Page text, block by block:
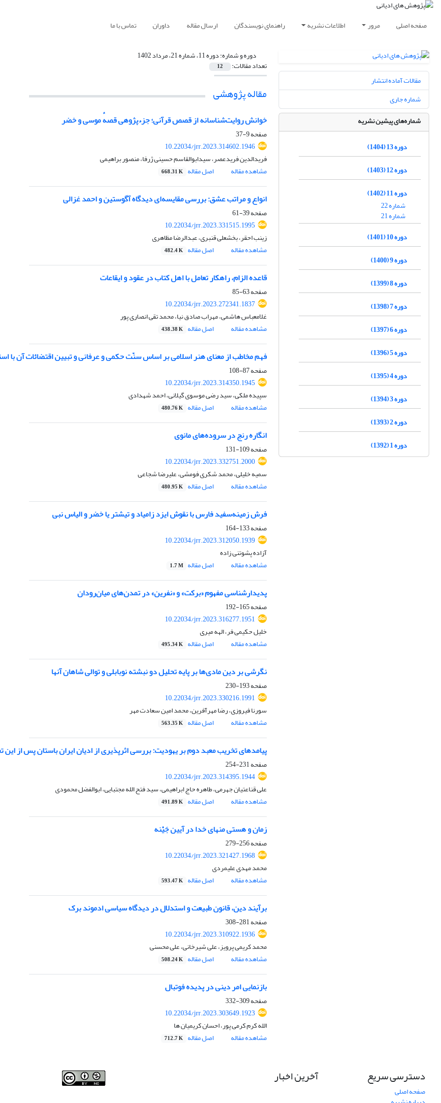
صفحه اصلی مرور اطلاعات نشریه راهنمای نویسندگان ارسال مقاله داوران تماس با ما
دوره و شماره:دوره 11، شماره 21، مرداد 1402
تعداد مقالات: 12
مقاله پژوهشی
خوانش روایت‌شناسانه از قصص قرآنی؛ جزء‌پژوهی قصهٔ موسی و خضر
صفحه9-37
10.22034/jrr.2023.314602.1946
فریدالدین فریدعصر، سیدابوالقاسم حسینی ژرفا، منصور براهیمی
مشاهده مقاله
اصل مقاله 668.31 K
انواع و مراتب عشق: بررسی مقایسه‌ای دیدگاه آگوستین و احمد غزالی
صفحه39-61
10.22034/jrr.2023.331515.1995
زینب احقر، بخشعلی قنبری، عبدالرضا مظاهری
مشاهده مقاله
اصل مقاله 482.4 K
قاعده الزام، راهکار تعامل با اهل کتاب در عقود و ایقاعات
صفحه63-85
10.22034/jrr.2023.272341.1837
غلامعباس هاشمی، مهراب صادق نیا، محمد تقی انصاری پور
مشاهده مقاله
اصل مقاله 438.38 K
فهم مخاطب از معنای هنر اسلامی بر اساس سنّت حکمی و عرفانی و تبیین اقتضائات آن با
صفحه87-108
10.22034/jrr.2023.314350.1945
سپیده ملکی، سید رضی موسوی گیلانی، احمد شهدادی
مشاهده مقاله
اصل مقاله 480.76 K
انگاره رنج در سروده‌های مانوی
صفحه109-131
10.22034/jrr.2023.332751.2000
سمیه خلیلی، محمد شکری فومشی، علیرضا شجاعی
مشاهده مقاله
اصل مقاله 480.95 K
فرش زمینه‌سفید فارس با نقوش ایزد زامیاد و تیشتر یا خضر و الیاس نبی
صفحه133-164
10.22034/jrr.2023.312050.1939
آزاده پشوتنی زاده
مشاهده مقاله
اصل مقاله 1.7 M
پدیدارشناسی مفهوم «برکت» و «نفرین» در تمدن‌های میان‌رودان
صفحه165-192
10.22034/jrr.2023.316277.1951
خلیل حکیمی فر، الهه میری
مشاهده مقاله
اصل مقاله 495.34 K
نگرشی بر دین مادی‌ها بر پایه تحلیل دو نبشته نوبابلی و توالی شاهان آنها
صفحه193-230
10.22034/jrr.2023.330216.1991
سورنا فیروزی، رضا مهرآفرین، محمد امین سعادت مهر
مشاهده مقاله
اصل مقاله 563.35 K
پیامدهای تخریب معبد دوم بر یهودیت: بررسی اثرپذیری از ادیان ایران باستان پس از این
صفحه231-254
10.22034/jrr.2023.314395.1944
علی قناعتیان جهرمی، طاهره حاج ابراهیمی، سید فتح الله مجتبایی، ابوالفضل محمودی
مشاهده مقاله
اصل مقاله 491.89 K
زمان و هستی منهای خدا در آیین جَیْنه
صفحه256-279
10.22034/jrr.2023.321427.1968
محمد مهدی علیمردی
مشاهده مقاله
اصل مقاله 593.47 K
برآیند دین، قانون طبیعت و استدلال در دیدگاه سیاسی ادموند برک
صفحه281-308
10.22034/jrr.2023.310922.1936
محمد کریمی پرویز، علی شیرخانی، علی محسنی
مشاهده مقاله
اصل مقاله 508.24 K
بازنمایی امر دینی در پدیده فوتبال
صفحه309-332
10.22034/jrr.2023.303649.1923
الله کرم کرمی پور، احسان کریمیان ها
مشاهده مقاله
اصل مقاله 712.7 K
مقالات آماده انتشار
شماره جاری
شماره‌های پیشین نشریه
دوره 13 (1404)
دوره 12 (1403)
دوره 11 (1402)
شماره 22
شماره 21
دوره 10 (1401)
دوره 9 (1400)
دوره 8 (1399)
دوره 7 (1398)
دوره 6 (1397)
دوره 5 (1396)
دوره 4 (1395)
دوره 3 (1394)
دوره 2 (1393)
دوره 1 (1392)
دسترسی سریع
صفحه اصلی
آخرین اخبار